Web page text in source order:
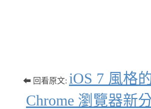
⬅ 回看原文: iOS 7 風格
Chrome 瀏覽器新